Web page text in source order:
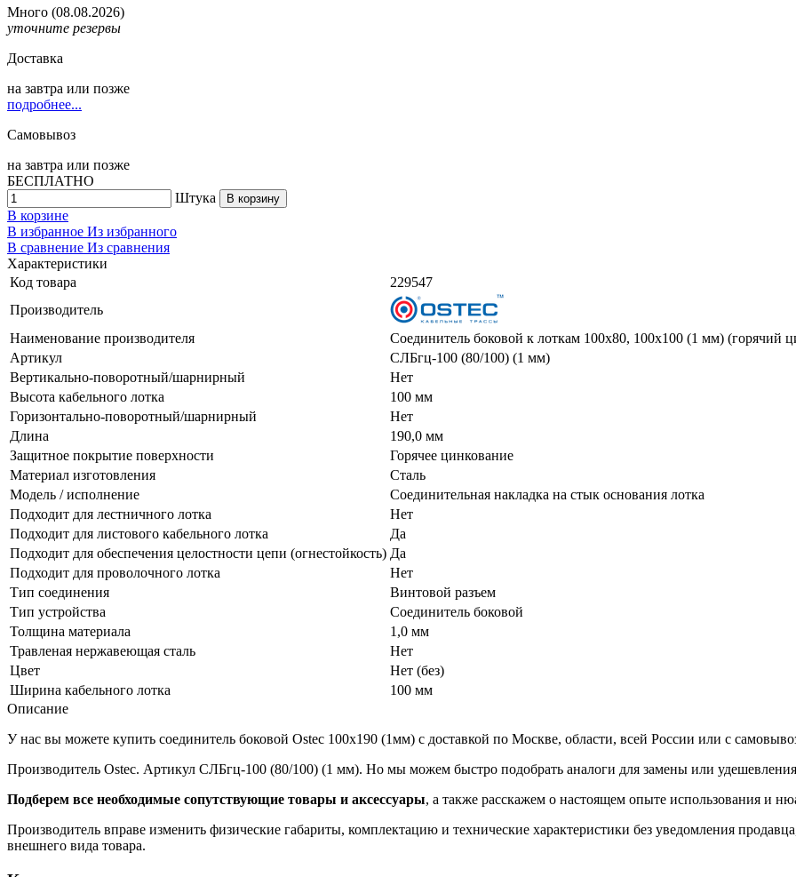
Много (08.08.2026)
уточните резервы
Доставка
на завтра или позже
подробнее...
Самовывоз
на завтра или позже
БЕСПЛАТНО
Штука
В корзину
В корзине
В избранное Из избранного
В сравнение Из сравнения
Характеристики
Код товара
229547
Производитель
Наименование производителя
Соединитель боковой к лоткам 100х80, 100х100 (1 мм) (горячий
Артикул
СЛБгц-100 (80/100) (1 мм)
Вертикально-поворотный/шарнирный
Нет
Высота кабельного лотка
100 мм
Горизонтально-поворотный/шарнирный
Нет
Длина
190,0 мм
Защитное покрытие поверхности
Горячее цинкование
Материал изготовления
Сталь
Модель / исполнение
Соединительная накладка на стык основания лотка
Подходит для лестничного лотка
Нет
Подходит для листового кабельного лотка
Да
Подходит для обеспечения целостности цепи (огнестойкость) Да
Подходит для проволочного лотка
Нет
Тип соединения
Винтовой разъем
Тип устройства
Соединитель боковой
Толщина материала
1,0 мм
Травленая нержавеющая сталь
Нет
Цвет
Нет (без)
Ширина кабельного лотка
100 мм
Описание
У нас вы можете купить соединитель боковой Ostec 100х190 (1мм) с доставкой по Москве, области, всей России или с
Производитель Ostec. Артикул СЛБгц-100 (80/100) (1 мм). Но мы можем быстро подобрать аналоги для замены или
Подберем все необходимые сопутствующие товары и аксессуары, а также расскажем о настоящем опыте использования и
Производитель вправе изменить физические габариты, комплектацию и технические характеристики без уведомления
внешнего вида товара.